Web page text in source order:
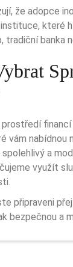
které
tradiční banka
prostředí
vám nabídnou
a
využít
bezpečnou a